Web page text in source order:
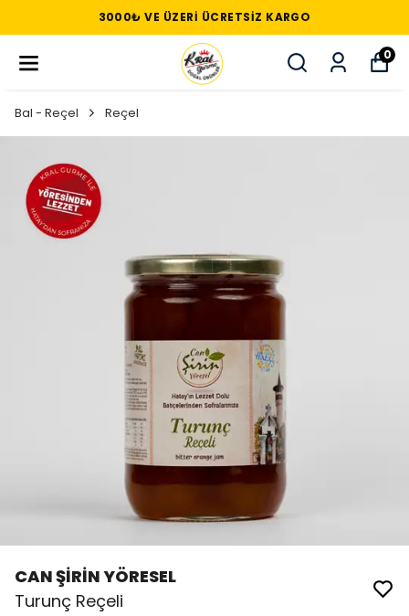
3000₺ VE ÜZERI ÜCRETSIZ KARGO
0
Bal - Reçel Reçel
CAN ŞİRİN YÖRESEL
Turunç Reçeli